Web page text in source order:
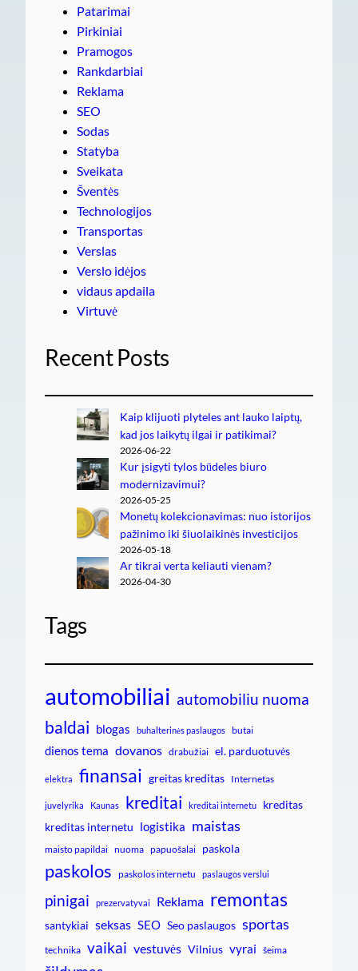
Patarimai
Pirkiniai
Pramogos
Rankdarbiai
Reklama
SEO
Sodas
Statyba
Sveikata
Šventės
Technologijos
Transportas
Verslas
Verslo idėjos
vidaus apdaila
Virtuvė
Recent Posts
Kaip klijuoti plyteles ant lauko laiptų,
kad jos laikytų ilgai ir patikimai?
2026-06-22
Kur įsigyti tylos būdeles biuro
modernizavimui?
2026-05-25
Monetų kolekcionavimas: nuo istorijos
pažinimo iki šiuolaikinės investicijos
2026-05-18
Ar tikrai verta keliauti vienam?
2026-04-30
Tags
automobiliai automobiliu nuoma
baldai blogas buhalterinės paslaugos butai
dienos tema dovanos drabužiai el. parduotuvės
elektra finansai greitas kreditas Internetas
juvelyrika Kaunas kreditai kreditai internetu
kreditas
kreditas internetu logistika maistas
maisto papildai nuoma papuošalai paskola
paskolos paskolos internetu paslaugos verslui
pinigai prezervatyvai Reklama remontas
santykiai seksas SEO Seo paslaugos sportas
technika vaikai vestuvės Vilnius vyrai šeima